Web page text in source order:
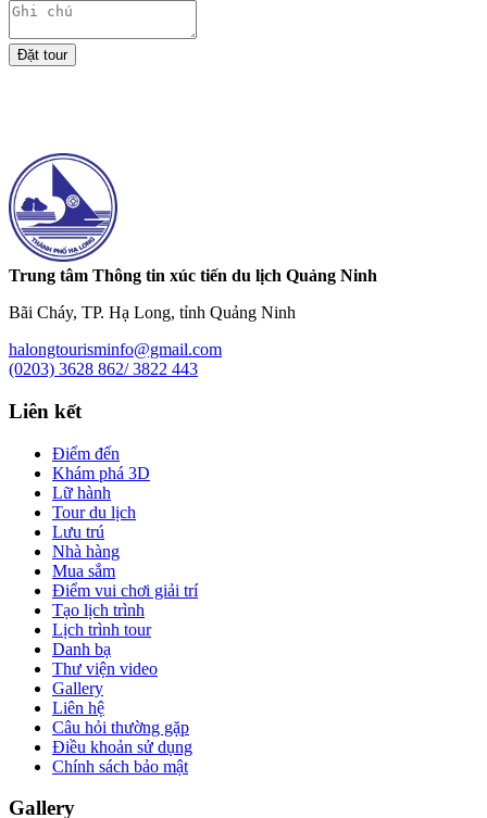
Đặt tour
Trung tâm Thông tin xúc tiến du lịch Quảng Ninh
Bãi Cháy, TP. Hạ Long, tỉnh Quảng Ninh
halongtourisminfo@gmail.com
(0203) 3628 862/ 3822 443
Liên kết
Điểm đến
Khám phá 3D
Lữ hành
Tour du lịch
Lưu trú
Nhà hàng
Mua sắm
Điểm vui chơi giải trí
Tạo lịch trình
Lịch trình tour
Danh bạ
Thư viện video
Gallery
Liên hệ
Câu hỏi thường gặp
Điều khoản sử dụng
Chính sách bảo mật
Gallery